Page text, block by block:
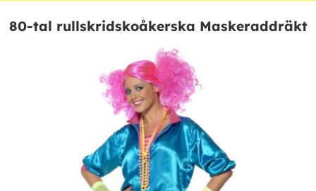
80-tal rullskridskoåkerska Maskeraddräkt